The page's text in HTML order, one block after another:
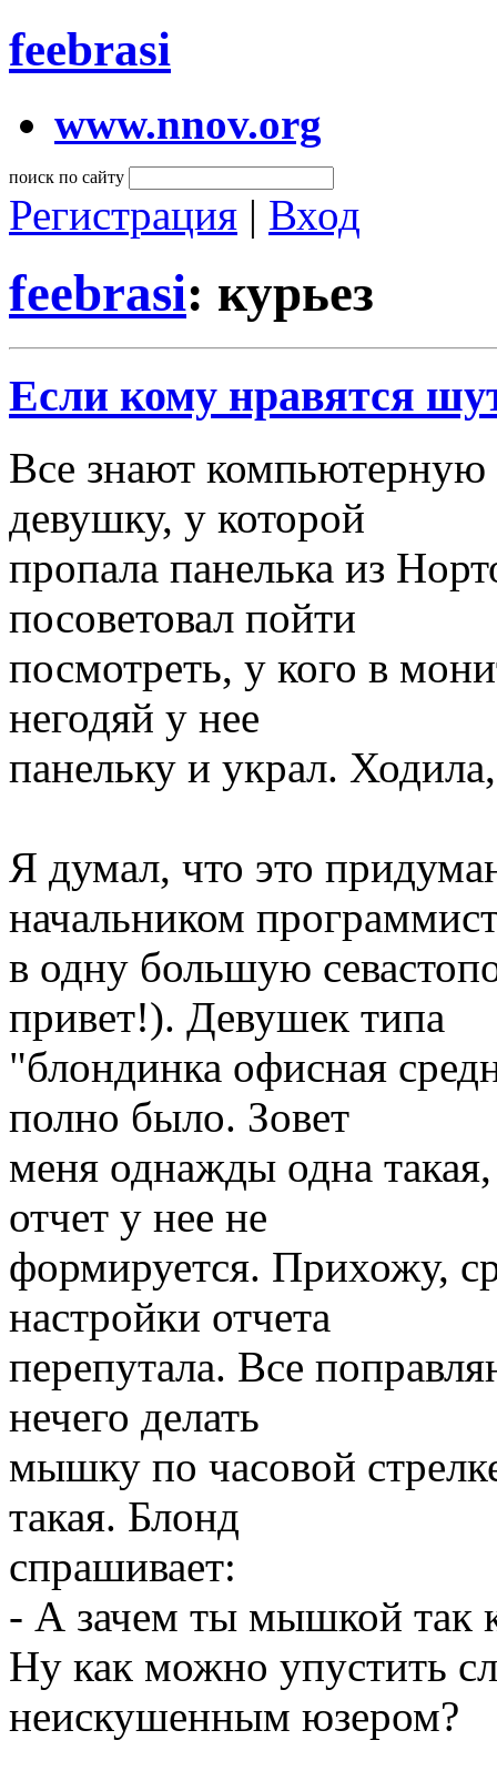
feebrasi
www.nnov.org
поиск по сайту
Регистрация | Вход
feebrasi: курьез
Если кому нравятся
Все знают
девушку, у которой
пропала панелька из
посоветовал пойти
посмотреть, у кого в
негодяй у нее
панельку и украл.
Я думал, что это
начальником
в одну большую
привет!). Девушек типа
"блондинка офисная
полно было. Зовет
меня однажды одна
отчет у нее не
формируется. Прихожу,
настройки отчета
перепутала. Все
нечего делать
мышку по часовой
такая. Блонд
спрашивает:
- А зачем ты мышкой так
Ну как можно упустить
неискушенным юзером?